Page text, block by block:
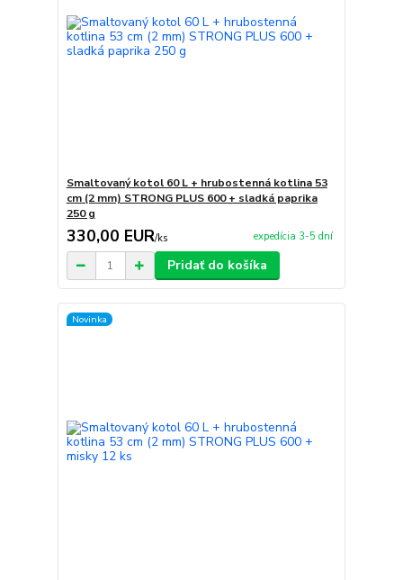
Smaltovaný kotol 60 L + hrubostenná kotlina 53
cm (2 mm) STRONG PLUS 600 + sladká paprika
250 g
330,00 EUR/ks expedícia 3-5 dní
Pridať do košíka
Novinka